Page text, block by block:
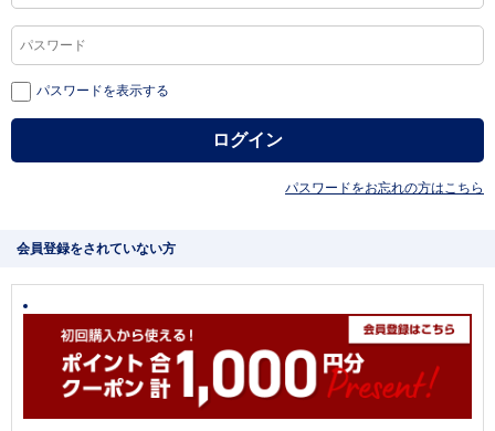
パスワードを表示する
パスワードをお忘れの方はこちら
会員登録をされていない方